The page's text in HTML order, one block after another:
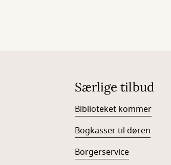
Særlige tilbud
Biblioteket kommer
Bogkasser til døren
Borgerservice